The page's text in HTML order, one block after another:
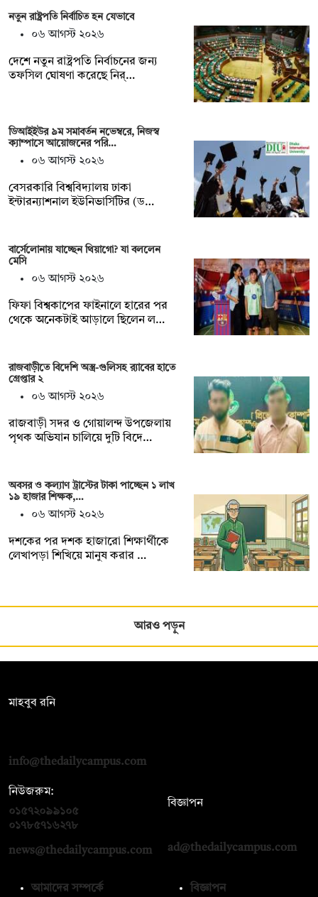
নতুন রাষ্ট্রপতি নির্বাচিত হন যেভাবে
০৬ আগস্ট ২০২৬
দেশে নতুন রাষ্ট্রপতি নির্বাচনের জন্য
তফসিল ঘোষণা করেছে নির্…
ডিআইইউর ৯ম সমাবর্তন নভেম্বরে, নিজস্ব
ক্যাম্পাসে আয়োজনের পরি…
০৬ আগস্ট ২০২৬
বেসরকারি বিশ্ববিদ্যালয় ঢাকা
ইন্টারন্যাশনাল ইউনিভার্সিটির (ড…
বার্সেলোনায় যাচ্ছেন থিয়াগো? যা বললেন
মেসি
০৬ আগস্ট ২০২৬
ফিফা বিশ্বকাপের ফাইনালে হারের পর
থেকে অনেকটাই আড়ালে ছিলেন ল…
রাজবাড়ীতে বিদেশি অস্ত্র-গুলিসহ র‍্যাবের হাতে
গ্রেপ্তার ২
০৬ আগস্ট ২০২৬
রাজবাড়ী সদর ও গোয়ালন্দ উপজেলায়
পৃথক অভিযান চালিয়ে দুটি বিদে…
অবসর ও কল্যাণ ট্রাস্টের টাকা পাচ্ছেন ১ লাখ
১৯ হাজার শিক্ষক,…
০৬ আগস্ট ২০২৬
দশকের পর দশক হাজারো শিক্ষার্থীকে
লেখাপড়া শিখিয়ে মানুষ করার …
আরও পড়ুন
মাহবুব রনি
info@thedailycampus.com
নিউজরুম:
০১৫৭২০৯৯১০৫
০১৭৮৫৭১৬২৭৮
news@thedailycampus.com
বিজ্ঞাপন
ad@thedailycampus.com
আমাদের সম্পর্কে
বিজ্ঞাপন